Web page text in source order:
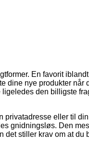
En favorit
dine nye produkter når
den billigste
privatadresse eller til
gnidningsløs. Den
stiller krav om at du